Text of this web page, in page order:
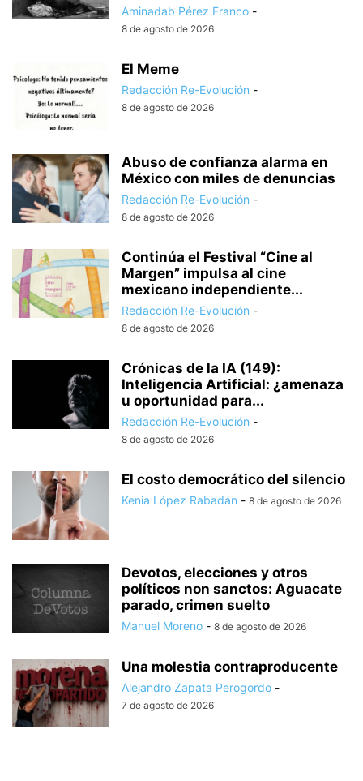
Aminadab Pérez Franco -
8 de agosto de 2026
El Meme
Redacción Re-Evolución -
8 de agosto de 2026
Abuso de confianza alarma en
México con miles de denuncias
Redacción Re-Evolución -
8 de agosto de 2026
Continúa el Festival “Cine al
Margen” impulsa al cine
mexicano independiente...
Redacción Re-Evolución -
8 de agosto de 2026
Crónicas de la IA (149):
Inteligencia Artificial: ¿amenaza
u oportunidad para...
Redacción Re-Evolución -
8 de agosto de 2026
El costo democrático del silencio
Kenia López Rabadán - 8 de agosto de 2026
Devotos, elecciones y otros
políticos non sanctos: Aguacate
parado, crimen suelto
Manuel Moreno - 8 de agosto de 2026
Una molestia contraproducente
Alejandro Zapata Perogordo -
7 de agosto de 2026